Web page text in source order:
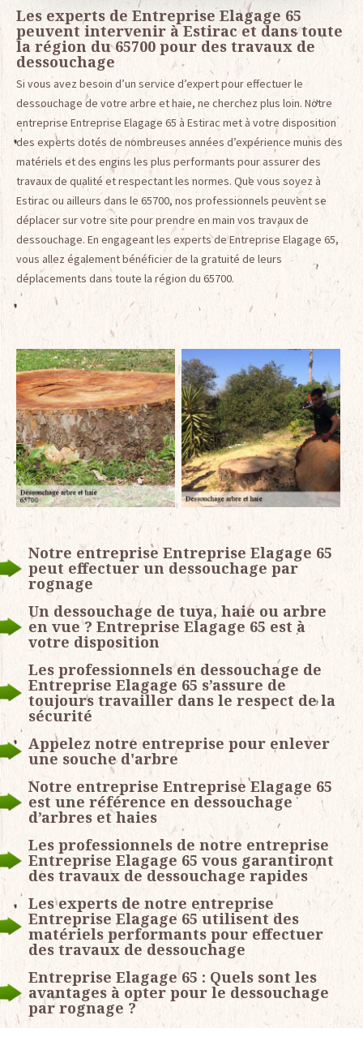
Les experts de Entreprise Elagage 65
peuvent intervenir à Estirac et dans toute
la région du 65700 pour des travaux de
dessouchage
Si vous avez besoin d’un service d’expert pour effectuer le
dessouchage de votre arbre et haie, ne cherchez plus loin. Notre
entreprise Entreprise Elagage 65 à Estirac met à votre disposition
des experts dotés de nombreuses années d’expérience munis des
matériels et des engins les plus performants pour assurer des
travaux de qualité et respectant les normes. Que vous soyez à
Estirac ou ailleurs dans le 65700, nos professionnels peuvent se
déplacer sur votre site pour prendre en main vos travaux de
dessouchage. En engageant les experts de Entreprise Elagage 65,
vous allez également bénéficier de la gratuité de leurs
déplacements dans toute la région du 65700.
Notre entreprise Entreprise Elagage 65
peut effectuer un dessouchage par
rognage
Un dessouchage de tuya, haie ou arbre
en vue ? Entreprise Elagage 65 est à
votre disposition
Les professionnels en dessouchage de
Entreprise Elagage 65 s’assure de
toujours travailler dans le respect de la
sécurité
Appelez notre entreprise pour enlever
une souche d'arbre
Notre entreprise Entreprise Elagage 65
est une référence en dessouchage
d’arbres et haies
Les professionnels de notre entreprise
Entreprise Elagage 65 vous garantiront
des travaux de dessouchage rapides
Les experts de notre entreprise
Entreprise Elagage 65 utilisent des
matériels performants pour effectuer
des travaux de dessouchage
Entreprise Elagage 65 : Quels sont les
avantages à opter pour le dessouchage
par rognage ?